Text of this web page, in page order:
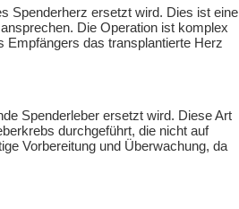
Spenderherz ersetzt wird. Dies ist eine
Die Operation ist komplex
Empfängers das transplantierte Herz
Spenderleber ersetzt wird. Diese Art
durchgeführt, die nicht auf
Vorbereitung und Überwachung, da